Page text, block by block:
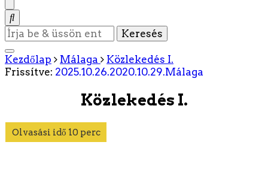
Keres
valamit?
Kezdőlap
Málaga
Közlekedés I.
Frissítve: 2025.10.26.2020.10.29.Málaga
Közlekedés I.